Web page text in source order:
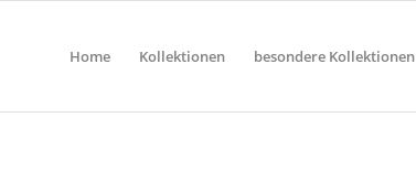
Home Kollektionen besondere Kollektionen